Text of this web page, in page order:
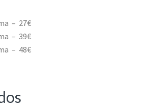
– 27€
– 39€
– 48€